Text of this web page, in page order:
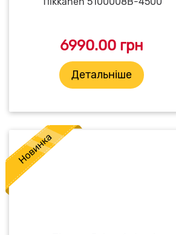
6990.00 грн
Детальніше